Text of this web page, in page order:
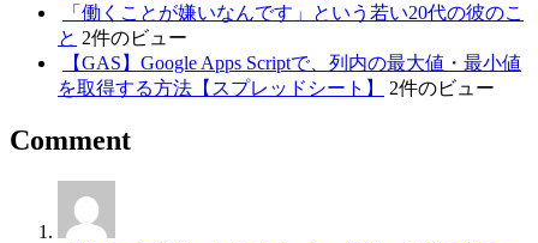
「働くことが嫌いなんです」という若い20代の彼のこ
と 2件のビュー
【GAS】Google Apps Scriptで、列内の最大値・最小値
を取得する方法【スプレッドシート】
2件のビュー
Comment